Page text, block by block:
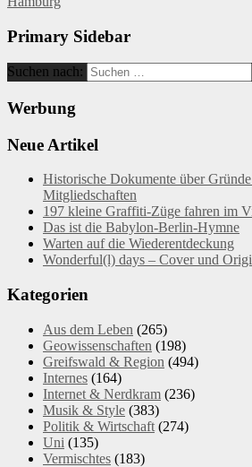
Primary Sidebar
Suchen nach:
Werbung
Neue Artikel
Historische Dokumente über
Mitgliedschaften
197 kleine Graffiti-Züge fahren im
Das ist die Babylon-Berlin-Hymne
Warten auf die Wiederentdeckung
Wonderful(l) days – Cover und
Kategorien
Aus dem Leben (265)
Geowissenschaften (198)
Greifswald & Region (494)
Internes (164)
Internet & Nerdkram (236)
Musik & Style (383)
Politik & Wirtschaft (274)
Uni (135)
Vermischtes (183)